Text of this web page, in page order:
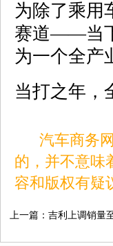
为除了乘用
赛道——当
为一个全产
当打之年，
汽车商务网
的，并不意味
容和版权有疑
上一篇： 吉利上调销量